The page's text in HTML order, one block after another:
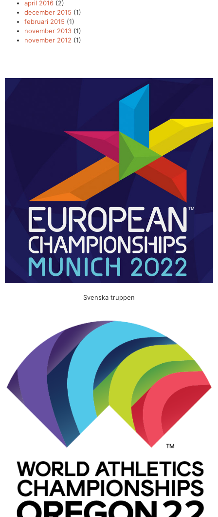
april 2016 (2)
december 2015 (1)
februari 2015 (1)
november 2013 (1)
november 2012 (1)
Svenska truppen